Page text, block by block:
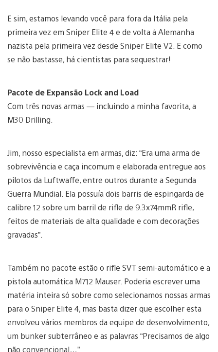
E sim, estamos levando você para fora da Itália pela
primeira vez em Sniper Elite 4 e de volta à Alemanha
nazista pela primeira vez desde Sniper Elite V2. E como
se não bastasse, há cientistas para sequestrar!
Pacote de Expansão Lock and Load
Com três novas armas — incluindo a minha favorita, a
M30 Drilling.
Jim, nosso especialista em armas, diz: “Era uma arma de
sobrevivência e caça incomum e elaborada entregue aos
pilotos da Luftwaffe, entre outros durante a Segunda
Guerra Mundial. Ela possuía dois barris de espingarda de
calibre 12 sobre um barril de rifle de 9.3x74mmR rifle,
feitos de materiais de alta qualidade e com decorações
gravadas”.
Também no pacote estão o rifle SVT semi-automático e a
pistola automática M712 Mauser. Poderia escrever uma
matéria inteira só sobre como selecionamos nossas armas
para o Sniper Elite 4, mas basta dizer que escolher esta
envolveu vários membros da equipe de desenvolvimento,
um bunker subterrâneo e as palavras “Precisamos de algo
não convencional…”